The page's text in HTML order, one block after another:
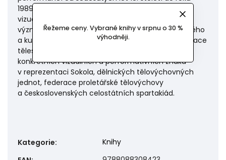
Řežeme ceny. Vybrané knihy v srpnu o 30 %
výhodněji.
1989. Struktura textu vychází z předpokladu, že
vizuální motivy a symboly migrují a že se jejich
význam mění na základě konkrétního společenského
a kulturního kontextu. Proměna vizuální reprezentace
tělesné kultury je analyzována prostřednictvím
konkrétních vizuálních a performativních znaků
v reprezentaci Sokola, dělnických tělovýchovných
jednot, federace proletářské tělovýchovy
a československých celostátních spartakiád.
Kategorie:
Knihy